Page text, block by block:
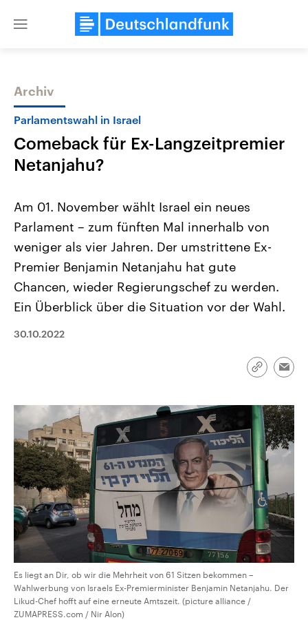
Close
Themen
Landtagswahl Sachsen-Anhalt
2026
Alle Informationen
Sachsen-Anhalt wählt am 6.
September 2026 einen neuen
Landtag. Seit 2021 wird das
Bundesland von einer Koalition aus
Umfragen, Prognosen,
Wahlprogramme, aktuelle Berichte
Aktuelle Beiträge,
Hintergründe
Wirtschaftlich und
gehören die Vereinigten
den mächtigsten Ländern
mit großem Einfluss auf
Archiv
Parlamentswahl in Israel
Comeback für Ex-Langzeitpremier
Netanjahu?
Am 01. November wählt Israel ein neues
Parlament – zum fünften Mal innerhalb von
weniger als vier Jahren. Der umstrittene Ex-
Premier Benjamin Netanjahu hat gute
Chancen, wieder Regierungschef zu werden.
Ein Überblick über die Situation vor der Wahl.
30.10.2022
Link
Es liegt an Dir, ob wir die Mehrheit von 61 Sitzen bekommen –
Wahlwerbung von Israels Ex-Premierminister Benjamin Netanjahu. Der
Likud-Chef hofft auf eine erneute Amtszeit. (picture alliance /
ZUMAPRESS.com / Nir Alon)